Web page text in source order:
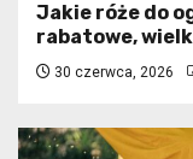
Jakie róże do
rabatowe,
30 czerwca, 2026